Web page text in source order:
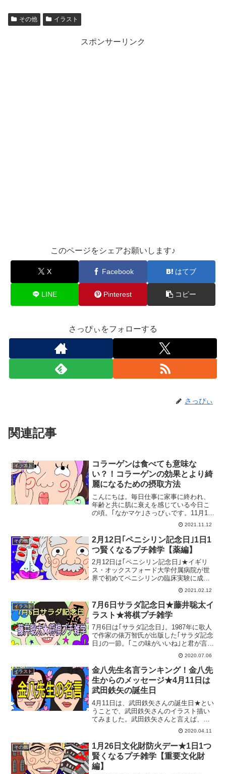
その他 イラスト
スポンサーリンク
このページをシェアお願いします♪︎
X Facebook はてブ
LINE Pinterest コピー
さっぴぃをフォローする
さっぴぃ
関連記事
イラスト
コラーゲンは食べても意味な
い？！コラーゲンの効果とより綺
麗になるための摂取方法
こんにちは。毎日仕事に家事に終われ、
年齢と共に肌に衰えを感じている今日こ
の頃。｢なかマケ｣さっぴぃです。11月12
日は｢コラーゲンペプチドの日｣★2009年
11月12日に｢第1回コラーゲンペプチドシ
ンポジウム｣が開催されたことにちなん
で、日...
2021.11.12
その他
2月12日｢ペニシリン記念日｣1日1
つ賢くなるプチ雑学【薬編】
2月12日は｢ペニシリン記念日｣★イギリ
ス・オックスフォード大学付属病院が世
界で初めてペニシリンの臨床実験に成功
したことにちなんで制定された記念日で
す。ペニシリンとは、1928年（昭和3年）
にイギリスの細菌学者アレクサンダー・
フレミング博士...
2021.02.12
イラスト
7月6日サラダ記念日★藤井聡太イ
ラスト★将棋プチ雑学
7月6日は｢サラダ記念日｣。1987年に歌人
で作家の俵万智氏が出版した｢サラダ記念
日｣の一節。｢この味がいいね｣と君が言っ
たから、七月六日はサラダ記念日このこ
とに因んで制定されました。最近、話題
の将棋士、藤井聡太さん。たまたまテレ
ビを観てい...
2020.07.06
イラスト
金八先生名言ランキング！金八先
生からのメッセージ★4月11日は
武田鉄矢の誕生日
4月11日は、武田鉄矢さんの誕生日★とい
うことで、武田鉄矢さんのイラスト描い
てみました。武田鉄矢さんと言えば、私
にとっては「金八先生」。金八先生と言
えば、数々の心に響く名言の数々…。何
だか生きにくい世の中になってしまった
もので、久しぶりにホ...
2020.04.11
その他
1月26日文化財防火デー★1日1つ
賢くなるプチ雑学【重要文化財
編】